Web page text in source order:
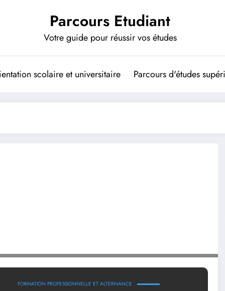
Parcours Etudiant
Votre guide pour réussir vos études
scolaire et universitaire Parcours d'études
par les utilisateurs
FORMATION PROFESSIONNELLE ET ALTERNANCE